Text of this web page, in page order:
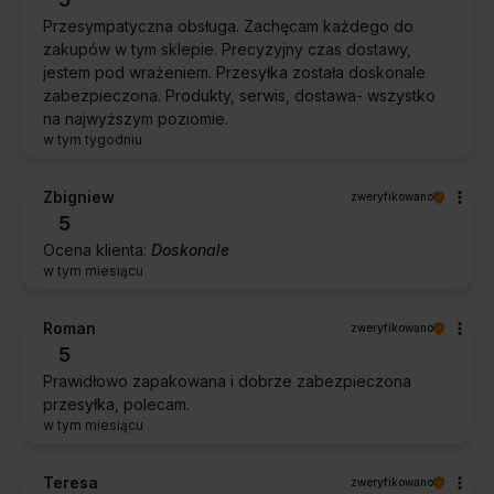
Przesympatyczna obsługa. Zachęcam każdego do
zakupów w tym sklepie. Precyzyjny czas dostawy,
jestem pod wrażeniem. Przesyłka została doskonale
zabezpieczona. Produkty, serwis, dostawa- wszystko
na najwyższym poziomie.
w tym tygodniu
Zbigniew zweryfikowano
5
Ocena klienta: Doskonale
w tym miesiącu
Roman zweryfikowano
5
Prawidłowo zapakowana i dobrze zabezpieczona
przesyłka, polecam.
w tym miesiącu
Teresa zweryfikowano